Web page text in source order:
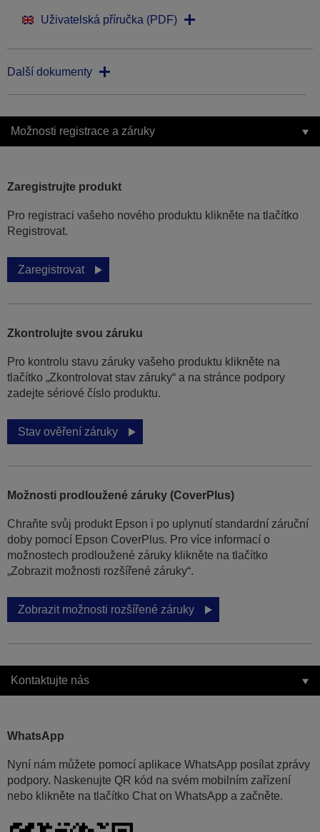
Uživatelská příručka (PDF)
Další dokumenty
Možnosti registrace a záruky
Zaregistrujte produkt
Pro registraci vašeho nového produktu klikněte na tlačítko
Registrovat.
Zaregistrovat
Zkontrolujte svou záruku
Pro kontrolu stavu záruky vašeho produktu klikněte na
tlačítko „Zkontrolovat stav záruky“ a na stránce podpory
zadejte sériové číslo produktu.
Stav ověření záruky
Možnosti prodloužené záruky (CoverPlus)
Chraňte svůj produkt Epson i po uplynutí standardní záruční
doby pomocí Epson CoverPlus. Pro více informací o
možnostech prodloužené záruky klikněte na tlačítko
„Zobrazit možnosti rozšířené záruky“.
Zobrazit možnosti rozšířené záruky
Kontaktujte nás
WhatsApp
Nyní nám můžete pomocí aplikace WhatsApp posílat zprávy
podpory. Naskenujte QR kód na svém mobilním zařízení
nebo klikněte na tlačítko Chat on WhatsApp a začněte.